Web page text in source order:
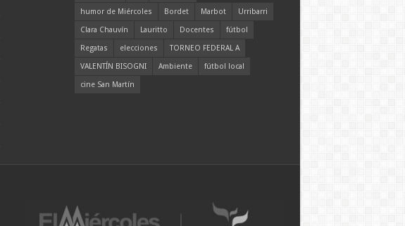
humor de Miércoles
Bordet Marbot
Urribarri
Clara Chauvín
Lauritto Docentes
fútbol
Regatas
elecciones
TORNEO FEDERAL A
VALENTÍN BISOGNI
Ambiente
fútbol local
cine San Martín